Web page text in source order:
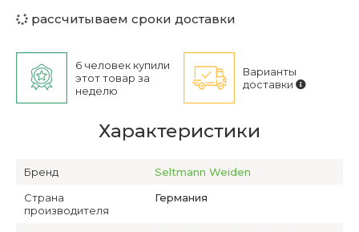
рассчитываем сроки доставки
6 человек купили
этот товар за
неделю
Варианты
доставки
Характеристики
Бренд
Seltmann Weiden
Страна
производителя
Германия